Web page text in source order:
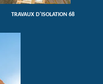
TRAVAUX D'ISOLATION 68